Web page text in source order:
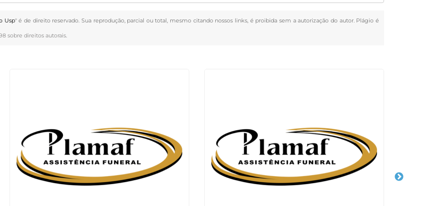
Usp" é de direito reservado. Sua reprodução, parcial ou total, mesmo citando nossos links, é proibida sem a autorização do autor. Plágio é
sobre direitos autorais.